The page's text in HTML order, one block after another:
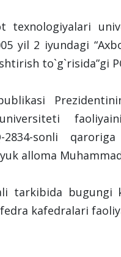
texnologiyalari
yil 2 iyundagi
to`g`risida”gi
2834-sonli
alloma
tarkibida bugungi
kafedralari